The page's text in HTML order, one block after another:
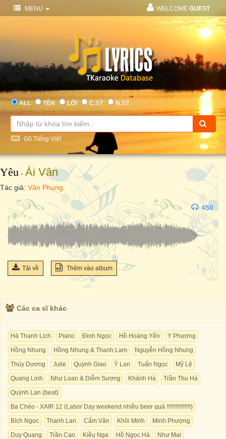
MENU WELCOME GUEST
ALL TÊN LỜI C.SỸ N.SỸ
Gõ Tiếng Việt
Yêu - Ái Vân
Tác giả: Văn Phụng
450
Tải về Thêm vào album
Các ca sĩ khác
Hà Thanh Lịch Piano Đinh Ngọc Hồ Hoàng Yến
Y Phương
Hồng Nhung
Hồng Nhung & Thanh Lam
Nguyễn Hồng Nhung
Thùy Dương
Julie Quỳnh Giao Ý Lan Tuấn Ngọc
Mỹ Lệ
Quang Linh
Như Loan & Diễm Sương Khánh Hà
Trần Thu Hà
Quỳnh Lan (beat)
Ba Chéo - XAIR 12 (Labor Day weekend nhiều beer quá !!!!!!!!!!!!!!!!)
Bích Ngọc
Thanh Lan Cẩm Vân Khôi Minh
Minh Phượng
Duy Quang
Trần Cao Kiều Nga Hồ Ngọc Hà
Như Mai